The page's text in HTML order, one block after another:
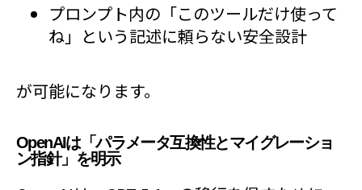
プロンプト内の「このツールだけ使って
ね」という記述に頼らない安全設計
が可能になります。
OpenAIは「パラメータ互換性とマイグレーショ
ン指針」を明示